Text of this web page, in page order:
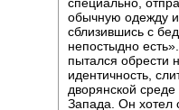
обычную одежду
сблизившись с
непостыдно
пытался обрести
идентичность,
дворянской
Запада. Он хотел